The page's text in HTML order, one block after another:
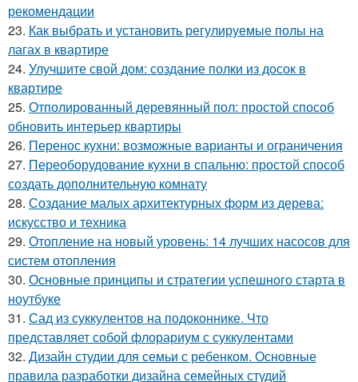
рекомендации
23. Как выбрать и установить регулируемые полы на
лагах в квартире
24. Улучшите свой дом: создание полки из досок в
квартире
25. Отполированный деревянный пол: простой способ
обновить интерьер квартиры
26. Перенос кухни: возможные варианты и ограничения
27. Переоборудование кухни в спальню: простой способ
создать дополнительную комнату
28. Создание малых архитектурных форм из дерева:
искусство и техника
29. Отопление на новый уровень: 14 лучших насосов для
систем отопления
30. Основные принципы и стратегии успешного старта в
ноутбуке
31. Сад из суккулентов на подоконнике. Что
представляет собой флорариум с суккулентами
32. Дизайн студии для семьи с ребенком. Основные
правила разработки дизайна семейных студий